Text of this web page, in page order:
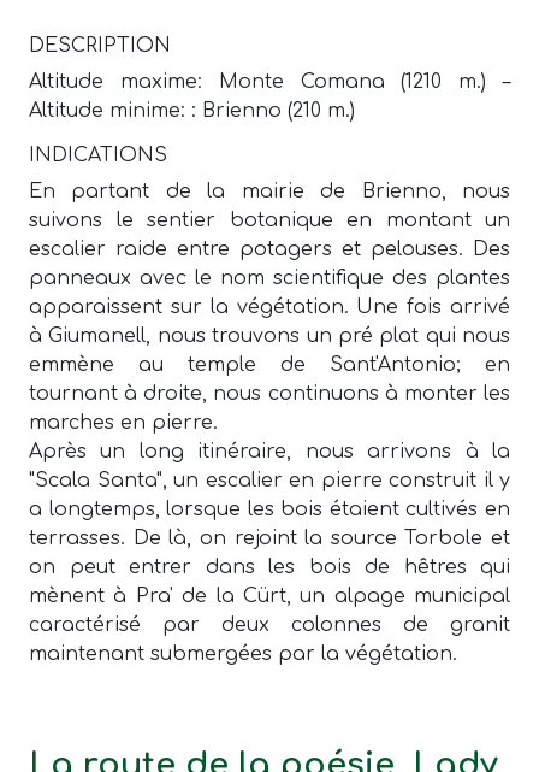
DESCRIPTION
Altitude maxime: Monte Comana (1210 m.) –
Altitude minime: : Brienno (210 m.)
INDICATIONS
En partant de la mairie de Brienno, nous
suivons le sentier botanique en montant un
escalier raide entre potagers et pelouses. Des
panneaux avec le nom scientifique des plantes
apparaissent sur la végétation. Une fois arrivé
à Giumanell, nous trouvons un pré plat qui nous
emmène au temple de Sant'Antonio; en
tournant à droite, nous continuons à monter les
marches en pierre.
Après un long itinéraire, nous arrivons à la
"Scala Santa", un escalier en pierre construit il y
a longtemps, lorsque les bois étaient cultivés en
terrasses. De là, on rejoint la source Torbole et
on peut entrer dans les bois de hêtres qui
mènent à Pra' de la Cürt, un alpage municipal
caractérisé par deux colonnes de granit
maintenant submergées par la végétation.